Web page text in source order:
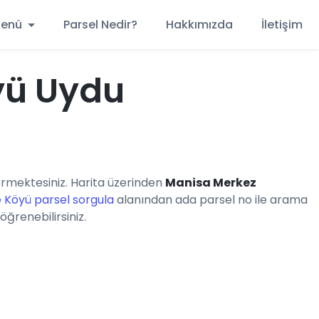
Parsel Nedir? Hakkımızda İletişim
Uydu
Harita üzerinden Manisa Merkez
parsel sorgulaalanından ada parsel no ile arama